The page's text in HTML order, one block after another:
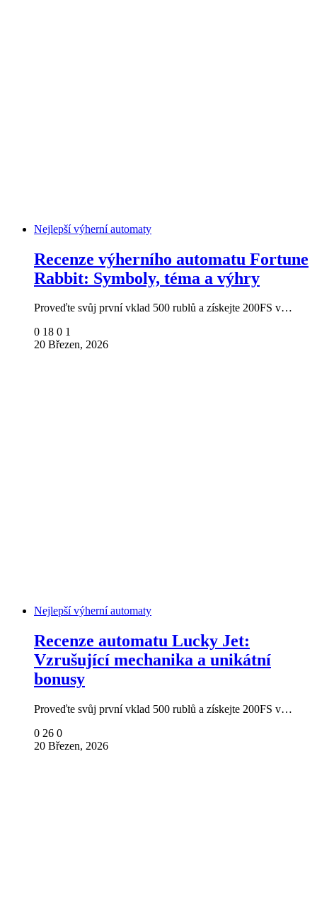
Nejlepší výherní automaty
Recenze výherního automatu Fortune
Rabbit: Symboly, téma a výhry
Proveďte svůj první vklad 500 rublů a získejte 200FS v…
0 18 0 1
20 Březen, 2026
Nejlepší výherní automaty
Recenze automatu Lucky Jet:
Vzrušující mechanika a unikátní
bonusy
Proveďte svůj první vklad 500 rublů a získejte 200FS v…
0 26 0
20 Březen, 2026